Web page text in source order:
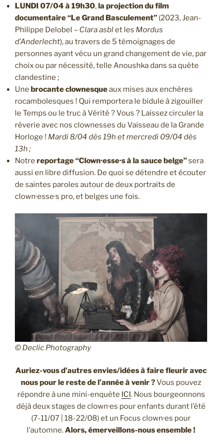
LUNDI 07/04 à 19h30,la projection du film
documentaire “Le Grand Basculement” (2023, Jean-
Philippe Delobel – Clara asblet les Mordus
d’Anderlecht), au travers de 5 témoignages de
personnes ayant vécu un grand changement de vie, par
choix ou par nécessité, telle Anoushka dans sa quête
clandestine ;
Une brocante clownesqueaux mises aux enchères
rocambolesques ! Qui remportera le bidule à zigouiller
le Temps ou le truc à Vérité ? Vous ? Laissez circuler la
rêverie avec nos clownesses du Vaisseau de la Grande
Horloge ! Mardi 8/04 dès 19h et mercredi 09/04 dès
13h ;
Notre reportage “Clown·esse·s à la sauce belge”sera
aussi en libre diffusion. De quoi se détendre et écouter
de saintes paroles autour de deux portraits de
clown·esse·s pro, et belges une fois.
© Declic Photography
Auriez-vous d’autres envies/idées à faire fleurir avec
nous pour le reste de l’année à venir ?Vous pouvez
répondre à une mini-enquête ICI. Nous bourgeonnons
déjà deux stages de clown·es pour enfants durant l’été
(7-11/07 | 18-22/08) et un Focus clown·es pour
l’automne.Alors, émerveillons-nous ensemble !